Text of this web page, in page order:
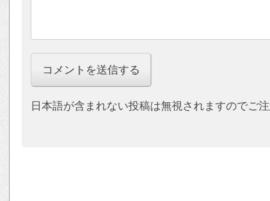
日本語が含まれない投稿は無視されますのでご